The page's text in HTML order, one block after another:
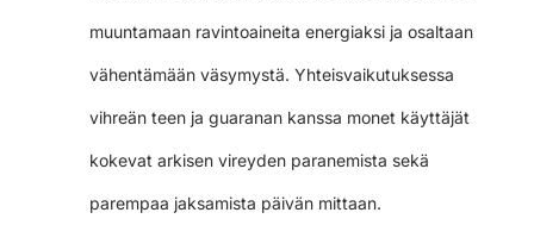
muuntamaan ravintoaineita energiaksi ja osaltaan
vähentämään väsymystä. Yhteisvaikutuksessa
vihreän teen ja guaranan kanssa monet käyttäjät
kokevat arkisen vireyden paranemista sekä
parempaa jaksamista päivän mittaan.